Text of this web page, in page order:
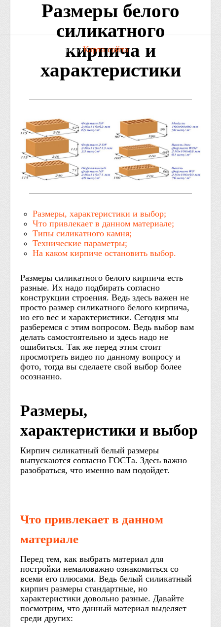
Размеры белого
силикатного
кирпича и
характеристики
Размеры, характеристики и выбор;
Что привлекает в данном материале;
Типы силикатного камня;
Технические параметры;
На каком кирпиче остановить выбор.
Размеры силикатного белого кирпича есть
разные. Их надо подбирать согласно
конструкции строения. Ведь здесь важен не
просто размер силикатного белого кирпича,
но его вес и характеристики. Сегодня мы
разберемся с этим вопросом. Ведь выбор вам
делать самостоятельно и здесь надо не
ошибиться. Так же перед этим стоит
просмотреть видео по данному вопросу и
фото, тогда вы сделаете свой выбор более
осознанно.
Размеры,
характеристики и выбор
Кирпич силикатный белый размеры
выпускаются согласно ГОСТа. Здесь важно
разобраться, что именно вам подойдет.
Что привлекает в данном
материале
Перед тем, как выбрать материал для
постройки немаловажно ознакомиться со
всеми его плюсами. Ведь белый силикатный
кирпич размеры стандартные, но
характеристики довольно разные. Давайте
посмотрим, что данный материал выделяет
среди других:
Контакты: Email: /Карта сайта